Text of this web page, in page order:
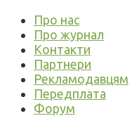
Про нас
Про журнал
Контакти
Партнери
Рекламодавцям
Передплата
Форум